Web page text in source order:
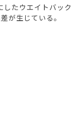
たウエイトバック
が生じている。